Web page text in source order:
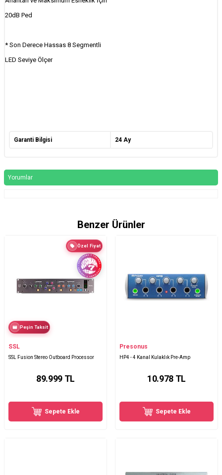
20dB Ped
* Son Derece Hassas 8 Segmentli
LED Seviye Ölçer
Garanti Bilgisi 24 Ay
Yorumlar
Benzer Ürünler
Özel Fiyat
Peşin Taksit
SSL
SSL Fusion Stereo Outboard Processor
89.999TL
Sepete Ekle
Presonus
HP4 - 4 Kanal Kulaklık Pre-Amp
10.978TL
Sepete Ekle